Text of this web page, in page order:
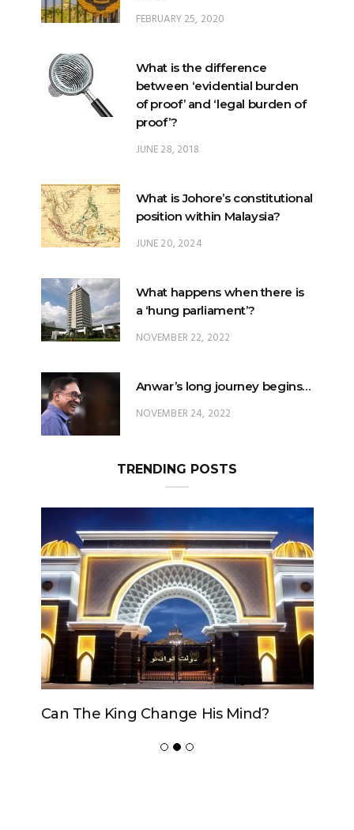
FEBRUARY 25, 2020
What is the difference
between ‘evidential burden
of proof’ and ‘legal burden of
proof’?
JUNE 28, 2018
What is Johore’s constitutional
position within Malaysia?
JUNE 20, 2024
What happens when there is
a ‘hung parliament’?
NOVEMBER 22, 2022
Anwar’s long journey begins…
NOVEMBER 24, 2022
TRENDING POSTS
Can The King Change His Mind?